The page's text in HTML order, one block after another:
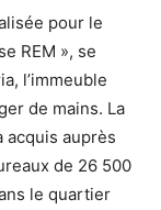
pour le
REM », se
l’immeuble
de mains. La
acquis auprès
de 26 500
le quartier